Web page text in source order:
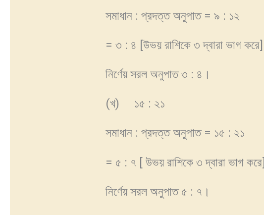
সমাধান : প্রদত্ত অনুপাত = ৯ : ১২
= ৩ : ৪ [উভয় রাশিকে ৩ দ্বারা ভাগ করে]
নির্ণেয় সরল অনুপাত ৩ : ৪।
(খ) ১৫ : ২১
সমাধান : প্রদত্ত অনুপাত = ১৫ : ২১
= ৫ : ৭ [ উভয় রাশিকে ৩ দ্বারা ভাগ করে]
নির্ণেয় সরল অনুপাত ৫ : ৭।